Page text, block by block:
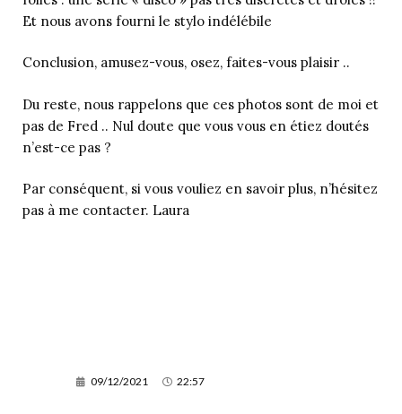
Et nous avons fourni le stylo indélébile
Conclusion, amusez-vous, osez, faites-vous plaisir ..
Du reste, nous rappelons que ces photos sont de moi et
pas de Fred .. Nul doute que vous vous en étiez doutés
n’est-ce pas ?
Par conséquent, si vous vouliez en savoir plus, n’hésitez
pas à me contacter. Laura
09/12/2021 22:57